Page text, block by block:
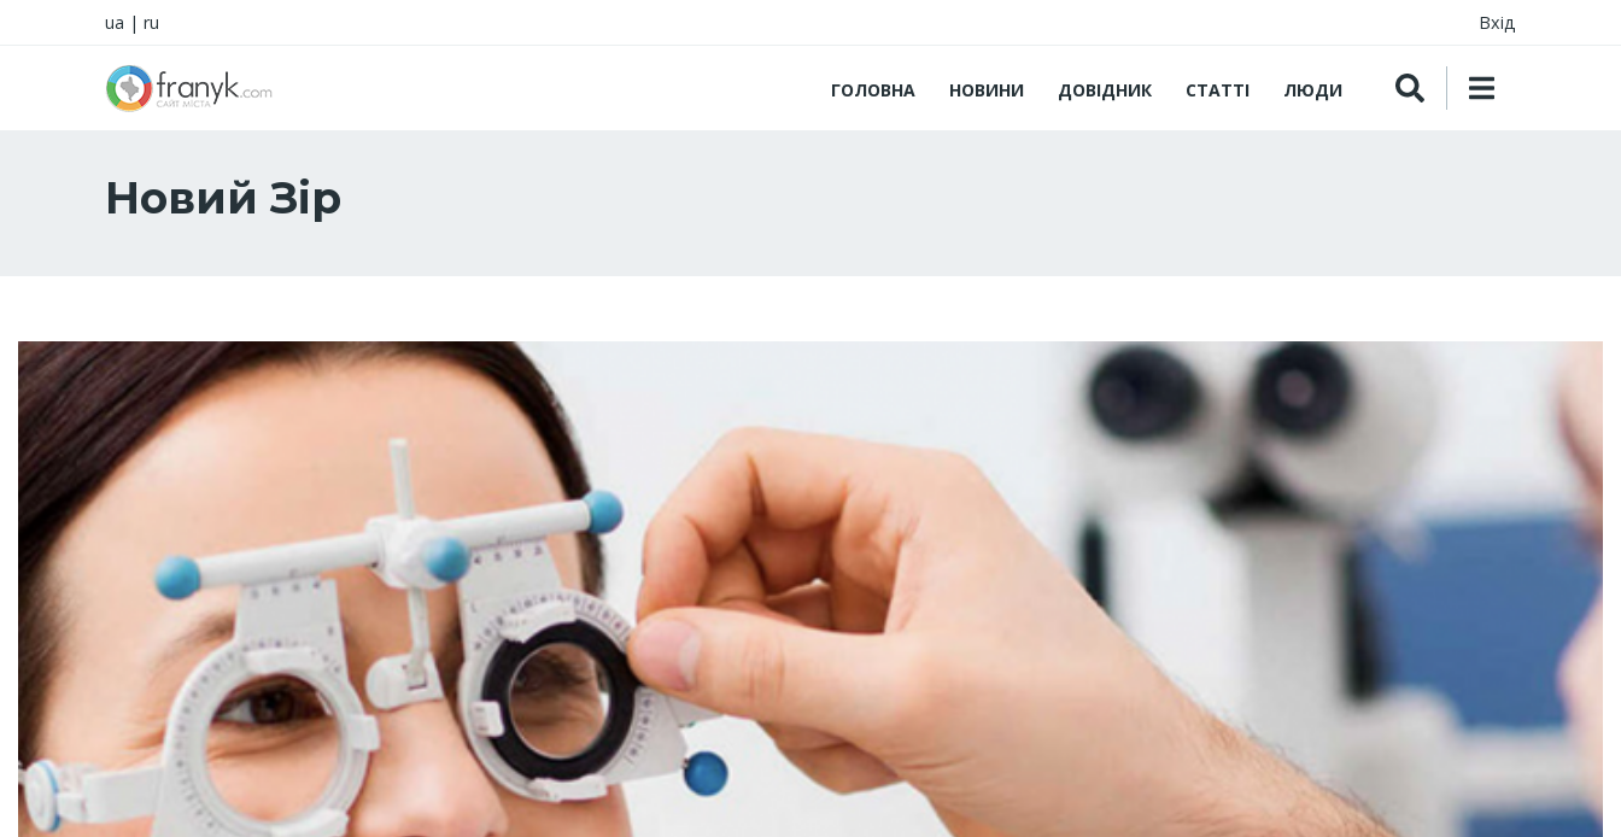
ua | ru Вхід
ГОЛОВНА НОВИНИ ДОВІДНИК СТАТТІ ЛЮДИ
Новий Зір